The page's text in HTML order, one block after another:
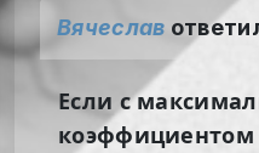
Вячеслав
Если с
коэффициентом